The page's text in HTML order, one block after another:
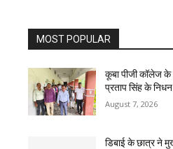
MOST POPULAR
कूबा पीजी कॉलेज के
प्रताप सिंह के
August 7, 2026
डिबाई के छात्र ने